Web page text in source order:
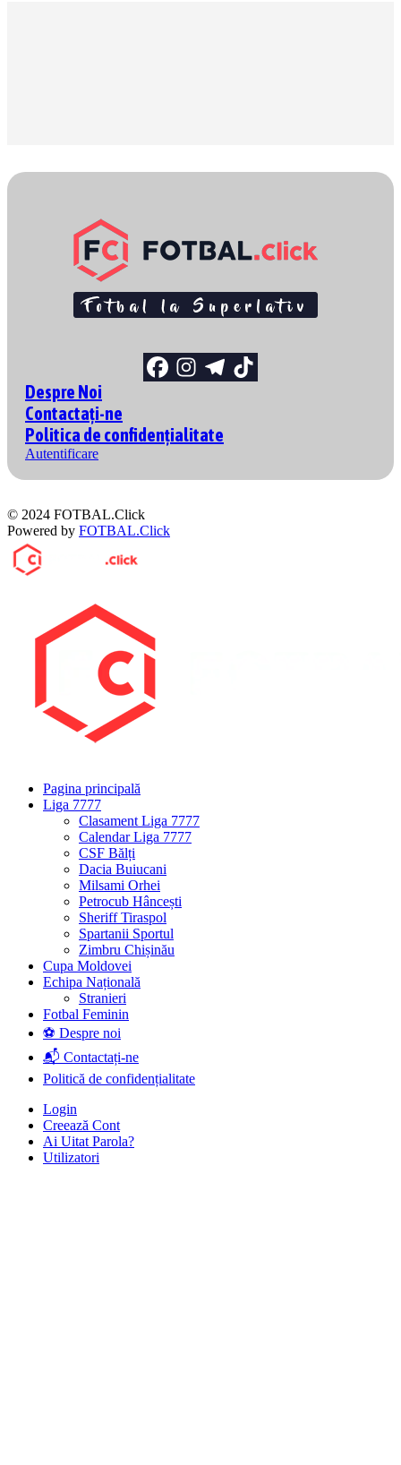
Despre Noi
Contactați-ne
Politica de confidențialitate
Autentificare
© 2024 FOTBAL.Click
Powered by FOTBAL.Click
Pagina principală
Liga 7777
Clasament Liga 7777
Calendar Liga 7777
CSF Bălți
Dacia Buiucani
Milsami Orhei
Petrocub Hâncești
Sheriff Tiraspol
Spartanii Sportul
Zimbru Chișinău
Cupa Moldovei
Echipa Națională
Stranieri
Fotbal Feminin
⚽ Despre noi
📬 Contactați-ne
Politică de confidențialitate
Login
Creează Cont
Ai Uitat Parola?
Utilizatori